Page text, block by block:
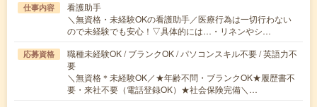
仕事内容
看護助手
＼無資格・未経験OKの看護助手／医療行為は一切行わない
ので未経験でも安心！▽具体的には…・リネンやシ…
応募資格
職種未経験OK / ブランクOK / パソコンスキル不要 / 英語力不
要
＼無資格＊未経験OK／★年齢不問・ブランクOK★履歴書不
要・来社不要（電話登録OK）★社会保険完備＼…